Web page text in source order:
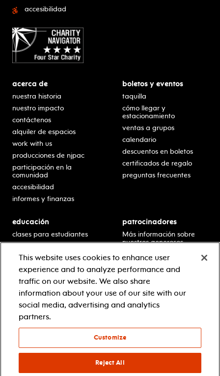
accesibilidad
acerca de
nuestra historia
nuestro impacto
contáctenos
alquiler de espacios
work with us
producciones de njpac
participación en la
comunidad
accesibilidad
informes y finanzas
boletos y eventos
taquilla
cómo llegar y
estacionamiento
ventas a grupos
calendario
descuentos en boletos
certificados de regalo
preguntas frecuentes
educación
clases para estudiantes
escolar
residencias en escuelas
desarrollo profesional
recursos para docentes
comuníquese con el
equipo educativo
patrocinadores
Más información sobre
nuestros generosos
This website uses cookies to enhance user
experience and to analyze performance and
traffic on our website. We also share
information about your use of our site with our
social media, advertising and analytics
partners.
Customize
Reject All